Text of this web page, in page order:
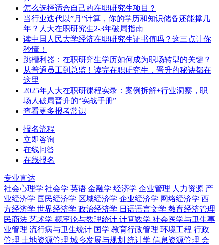
怎么选择适合自己的在职研究生项目？
当行业迭代以”月”计算，你的学历和知识储备还能撑几
年？人大在职研究生2-3年破局指南
读中国人民大学经济在职研究生证书值吗？这三点让你
秒懂！
跳槽利器：在职研究生学历如何成为职场转型的关键？
从普通员工到总监！读完在职研究生，晋升的秘诀都在
这里
2025年人大在职研课程实录：案例拆解+行业洞察，职
场人破局晋升的“实战手册”
查看更多报考常识
报名流程
立即咨询
在线问答
在线报名
专业直达
社会心理学 社会学 英语 金融学 经济学 企业管理 人力资源 产
业经济学 国民经济学 区域经济学 企业经济学 网络经济学 西
方经济学 世界经济学 政治经济学 日语语言文学 教育经济管理
民商法 艺术学 概率论与数理统计 计算数学 社会医学与卫生事
业管理 流行病与卫生统计 国学 教育行政管理 环境工程 行政
管理 土地资源管理 城乡发展与规划 统计学 信息资源管理 会